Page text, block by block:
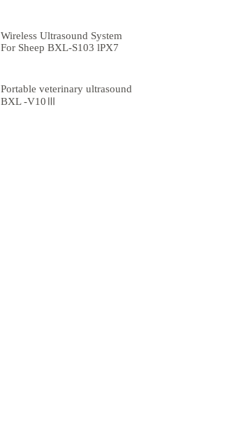
Wireless Ultrasound System
For Sheep BXL-S103 lPX7
Portable veterinary ultrasound
BXL -V10Ⅲ